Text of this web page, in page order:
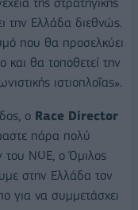
την Ελλάδα διεθνώς.
που θα προσελκύει
θα τοποθετεί την
ιστιοπλοΐας».
ο Race Director
πάρα πολύ
του ΝΟΕ, ο Όμιλος
στην Ελλάδα τον
για να συμμετάσχει